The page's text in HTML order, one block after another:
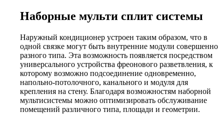
Наборные мульти сплит системы
Наружный кондиционер устроен таким образом, что в
одной связке могут быть внутренние модули совершенно
разного типа. Эта возможность появляется посредством
универсального устройства фреонового разветвления, к
которому возможно подсоединение одновременно,
напольно-потолочного, канального и модуля для
крепления на стену. Благодаря возможностям наборной
мультисистемы можно оптимизировать обслуживание
помещений различного типа, площади и геометрии.